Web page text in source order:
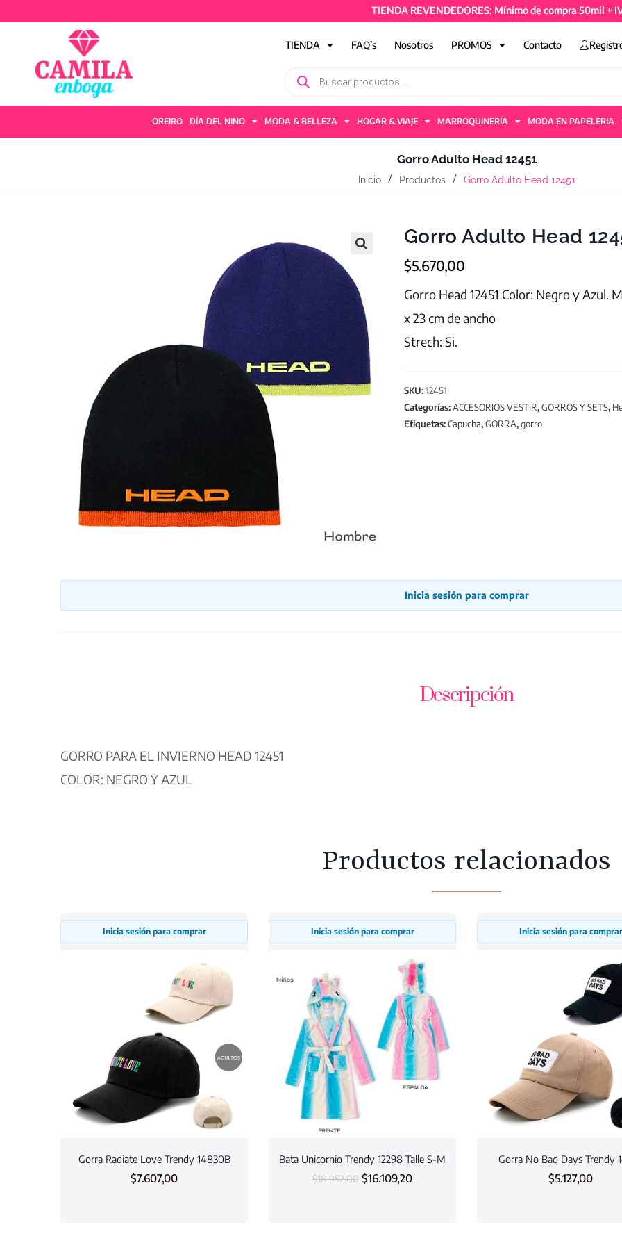
TIENDA REVENDEDORES: Mínimo de compra 50mil +
TIENDA FAQ’s Nosotros PROMOS Contacto
OREIRO DÍA DEL NIÑO MODA & BELLEZA HOGAR & VIAJE MARROQUINERÍA MODA EN PAPELERIA
Gorro Adulto Head 12451
Inicio Productos Gorro Adulto Head 12451
Gorro Adulto Head
$5.670,00
Gorro Head 12451 Color: Negro y Azul.
x 23 cm de ancho
Strech: Si.
SKU:12451
Categorías:ACCESORIOS VESTIR,GORROS Y SETS,
Etiquetas:Capucha,GORRA,gorro
Inicia sesión para comprar
Descripción
GORRO PARA EL INVIERNO HEAD 12451
COLOR: NEGRO Y AZUL
Productos relacionados
Inicia sesión para comprar
Gorra Radiate Love Trendy 14830B
$7.607,00
Inicia sesión para comprar
Bata Unicornio Trendy 12298 Talle S-M
$18.952,00 $16.109,20
Inicia sesión para comprar
Gorra No Bad Days Trendy
$5.127,00